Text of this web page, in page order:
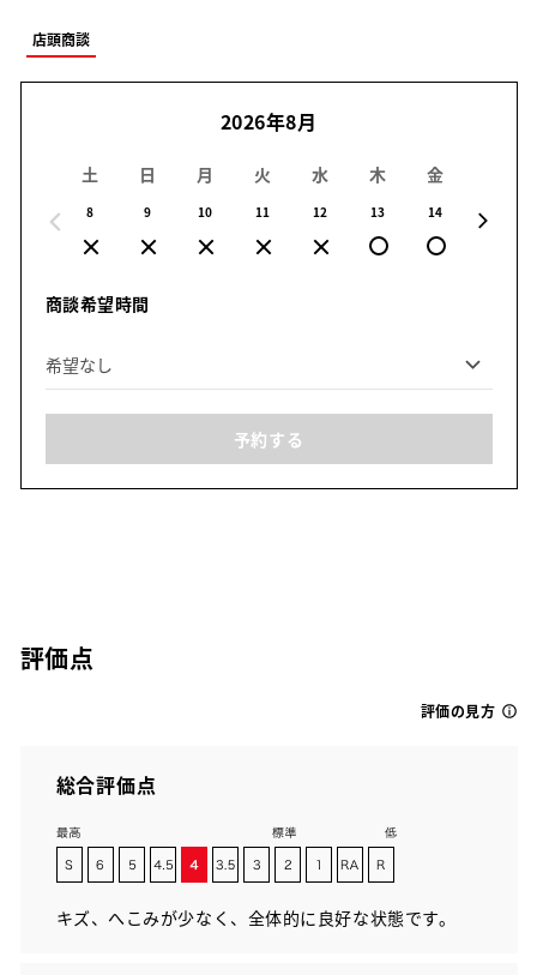
店頭商談
2026年8月
土
8
日
9
月
10
火
11
水
12
木
13
金
14
商談希望時間
予約する
評価点
評価の見方
総合評価点
キズ、へこみが少なく、全体的に良好な状態です。